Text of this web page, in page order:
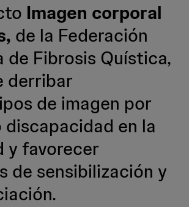
Imagen corporal
de la Federación
de Fibrosis Quística,
derribar
de imagen por
discapacidad en la
y favorecer
de sensibilización y